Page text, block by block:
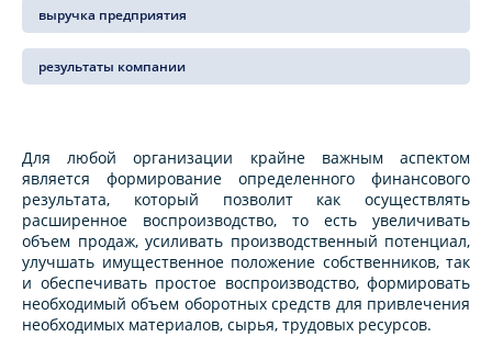
выручка предприятия
результаты компании
Для любой организации крайне важным аспектом
является формирование определенного финансового
результата, который позволит как осуществлять
расширенное воспроизводство, то есть увеличивать
объем продаж, усиливать производственный потенциал,
улучшать имущественное положение собственников, так
и обеспечивать простое воспроизводство, формировать
необходимый объем оборотных средств для привлечения
необходимых материалов, сырья, трудовых ресурсов.